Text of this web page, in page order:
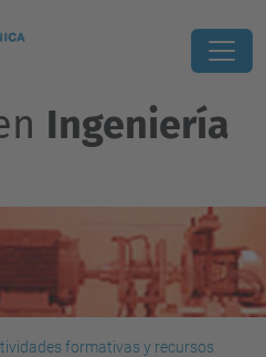
Ingeniería
formativas y recursos